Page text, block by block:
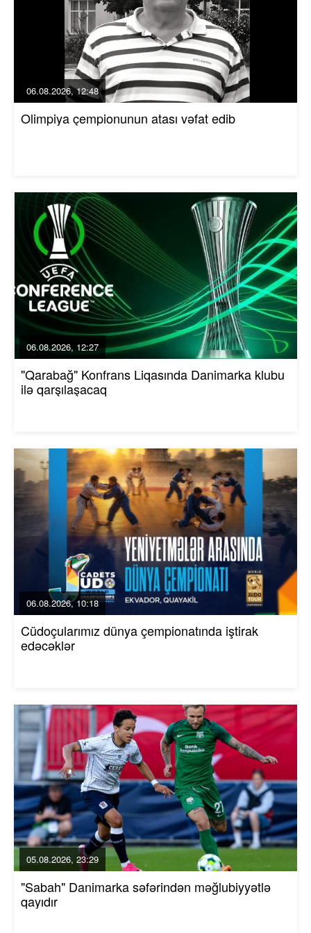
06.08.2026, 12:48
Olimpiya çempionunun atası vəfat edib
06.08.2026, 12:27
"Qarabağ" Konfrans Liqasında Danimarka klubu
ilə qarşılaşacaq
06.08.2026, 10:18
Cüdoçularımız dünya çempionatında iştirak
edəcəklər
05.08.2026, 23:29
"Sabah" Danimarka səfərindən məğlubiyyətlə
qayıdır